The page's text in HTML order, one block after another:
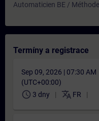
Automaticien BE / Méthode
Termíny a registrace
Sep 09, 2026 | 07:30 AM
(UTC+00:00)
schedule 3 dny translate FR